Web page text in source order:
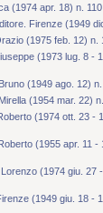
(1974 apr. 18) n. 110
Firenze (1949
(1975 feb. 12) n.
(1973 lug. 8 -
(1949 ago. 12)
(1954 mar. 22)
(1974 ott. 23 -
(1955 apr. 11 -
(1974 giu. 27
(1949 giu. 18 -